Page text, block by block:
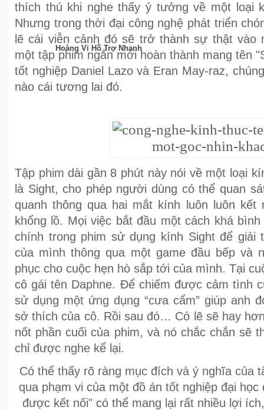
thích thú khi nghe thấy ý tưởng về một loại
Nhưng trong thời đại công nghệ phát triển
lẽ cái viễn cảnh đó sẽ trở thành sự thật vào
một tập phim ngắn mới hoàn thành mang tên
tốt nghiệp Daniel Lazo và Eran May-raz,
nào cái tương lai đó.
Tập phim dài gần 8 phút này nói về một loại
là Sight, cho phép người dùng có thể quan
quanh thông qua hai mắt kính luôn luôn
khổng lồ. Mọi việc bắt đầu một cách khá
chính trong phim sử dụng kính Sight để
của mình thông qua một game đầu bếp và
phục cho cuộc hẹn hò sắp tới của mình. Tại
cô gái tên Daphne. Để chiếm được cảm tình
sử dụng một ứng dụng “cưa cẩm” giúp anh
sở thích của cô. Rồi sau đó… Có lẽ sẽ hay
nốt phần cuối của phim, và nó chắc chắn sẽ
chỉ được nghe kể lại.
Có thể thấy rõ ràng mục đích và ý nghĩa của
qua phạm vi của một đồ án tốt nghiệp đại
được kết nối" có thể mang lại rất nhiều lợi
Hoàng Vi Hỗ Trợ Nhanh